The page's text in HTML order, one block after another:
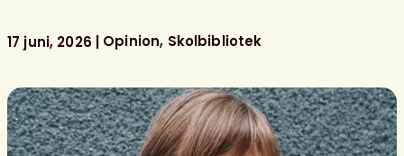
litterära
ungdomspriser
17 juni, 2026 Opinion Skolbibliotek